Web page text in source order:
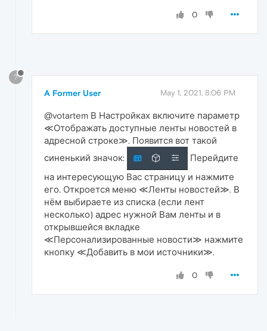
0
?
A Former User May 1, 2021, 8:06 PM
@votartem В Настройках включите параметр
≪Отображать доступные ленты новостей в
адресной строке≫. Появится вот такой
синенький значок:
Перейдите
на интересующую Вас страницу и нажмите
его. Откроется меню ≪Ленты новостей≫. В
нём выбираете из списка (если лент
несколько) адрес нужной Вам ленты и в
открывшейся вкладке
≪Персонализированные новости≫ нажмите
кнопку ≪Добавить в мои источники≫.
0